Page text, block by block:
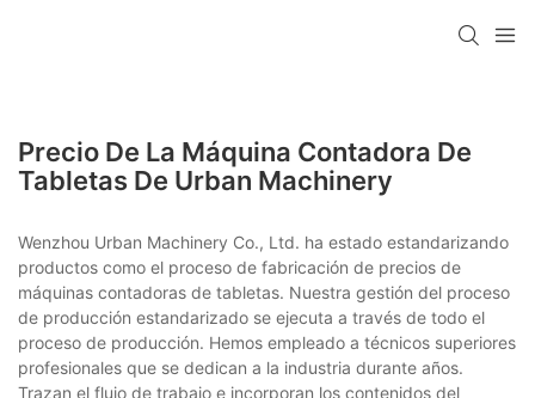
Precio De La Máquina Contadora De
Tabletas De Urban Machinery
Wenzhou Urban Machinery Co., Ltd. ha estado estandarizando
productos como el proceso de fabricación de precios de
máquinas contadoras de tabletas. Nuestra gestión del proceso
de producción estandarizado se ejecuta a través de todo el
proceso de producción. Hemos empleado a técnicos superiores
profesionales que se dedican a la industria durante años.
Trazan el flujo de trabajo e incorporan los contenidos del